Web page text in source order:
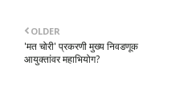
OLDER
'मत चोरी' प्रकरणी मुख्य निवडणूक
आयुक्तांवर महाभियोग?